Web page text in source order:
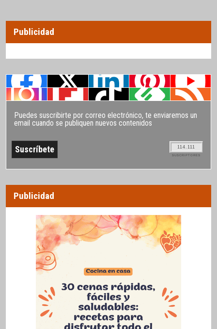
Publicidad
Puedes suscribirte por correo electrónico, te enviaremos un
email cuando se publiquen nuevos contenidos
114.111
SUSCRIPTORES
Publicidad